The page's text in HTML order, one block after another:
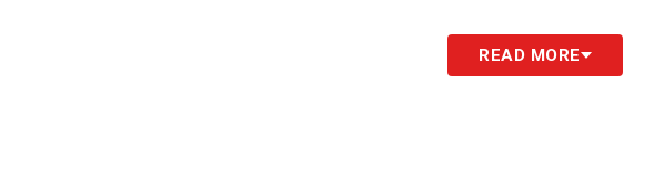
READ MORE